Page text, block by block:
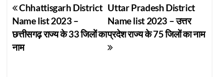
Post
navigation
Uttar Pradesh District
Name list 2023 – उत्तर
प्रदेश राज्य के 75 जिलों का नाम
Chhattisgarh District
Name list 2023 –
छत्तीसगढ़ राज्य के 33 जिलों का
नाम